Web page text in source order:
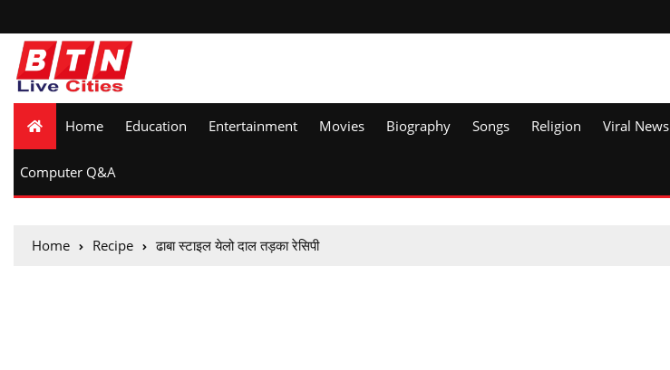
Home Education Entertainment Movies Biography Songs Religion Viral News
Computer Q&A
Home Recipe ढाबा स्टाइल येलो दाल तड़का रेसिपी